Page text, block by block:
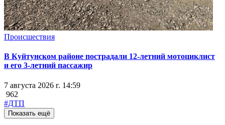
Происшествия
В Куйтунском районе пострадали 12-летний мотоциклист
и его 3-летний пассажир
7 августа 2026 г. 14:59
962
#ДТП
Показать ещё